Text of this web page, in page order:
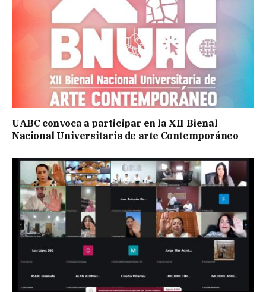
UABC convoca a participar en la XII Bienal
Nacional Universitaria de arte Contemporáneo